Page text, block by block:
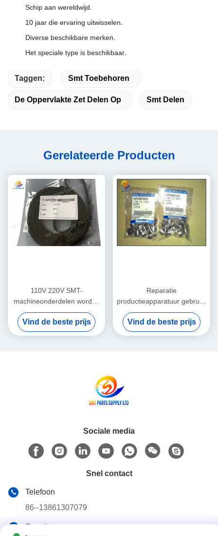
Schip aan wereldwijd.
10 jaar die ervaring uitwisselen.
Diverse beschikbare merken.
Het speciale type is beschikbaar.
Taggen: Smt Toebehoren
De Oppervlakte Zet Delen Op Smt Delen
Gerelateerde Producten
110V 220V SMT-
machineonderdelen worden
per vliegtuig verzonden
Geïntegreerde
veldonderwijsservice ter
Vind de beste prijs
Reparatie
productieapparatuur gebruikt
in goede staat Ontworpen
voor precisie en consistente
prestaties in productielijnen
Vind de beste prijs
Sociale media
Snel contact
Telefoon
86--13861307079
E-mail